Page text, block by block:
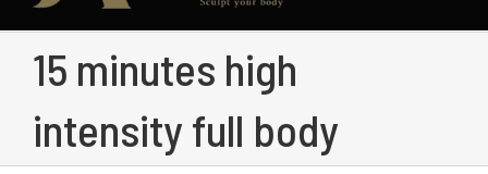
15 minutes high
intensity full body